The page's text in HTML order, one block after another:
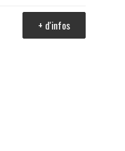
+ d'infos